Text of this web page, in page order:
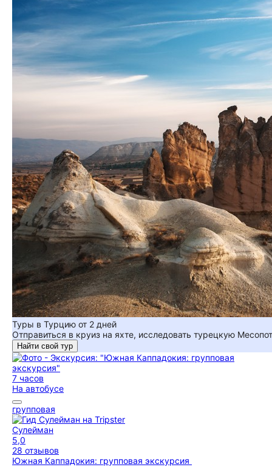
Туры в Турцию от 2 дней
Отправиться в круиз на яхте, исследовать турецкую
Найти свой тур
7 часов
На автобусе
групповая
Сулейман
5,0
28 отзывов
Южная Каппадокия: групповая экскурсия